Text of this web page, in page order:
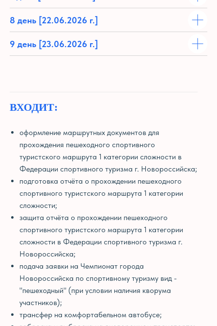
8 день [22.06.2026 г.]
9 день [23.06.2026 г.]
ВХОДИТ:
оформление маршрутных документов для
прохождения пешеходного спортивного
туристского маршрута 1 категории сложности в
Федерации спортивного туризма г. Новороссийска;
подготовка отчёта о прохождении пешеходного
спортивного туристского маршрута 1 категории
сложности;
защита отчёта о прохождении пешеходного
спортивного туристского маршрута 1 категории
сложности в Федерации спортивного туризма г.
Новороссийска;
подача заявки на Чемпионат города
Новороссийска по спортивному туризму вид -
"пешеходный" (при условии наличия кворума
участников);
трансфер на комфортабельном автобусе;